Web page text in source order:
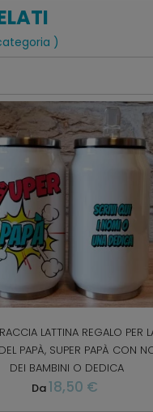
)
LATTINA REGALO PER
PAPÀ, SUPER PAPÀ CON
DEI BAMBINI O DEDICA
Da18,50 €